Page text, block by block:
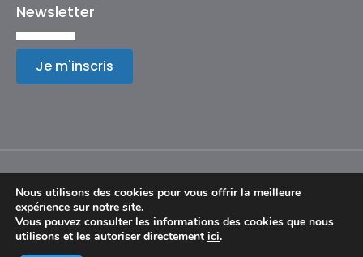
Newsletter
Je m'inscris
© Copyright 2024 – Festival International de Géographie
Mentions légales
Nous utilisons des cookies pour vous offrir la meilleure
expérience sur notre site.
Vous pouvez consulter les informations des cookies que nous
utilisons et les autoriser directement ici.